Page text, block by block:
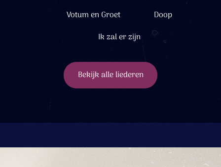
Votum en Groet
Doop
Ik zal er zijn
Bekijk alle liederen